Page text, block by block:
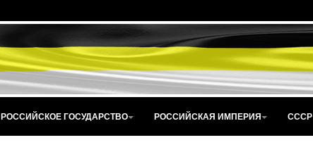
РОССИЙСКОЕ ГОСУДАРСТВО РОССИЙСКАЯ ИМПЕРИЯ СССР